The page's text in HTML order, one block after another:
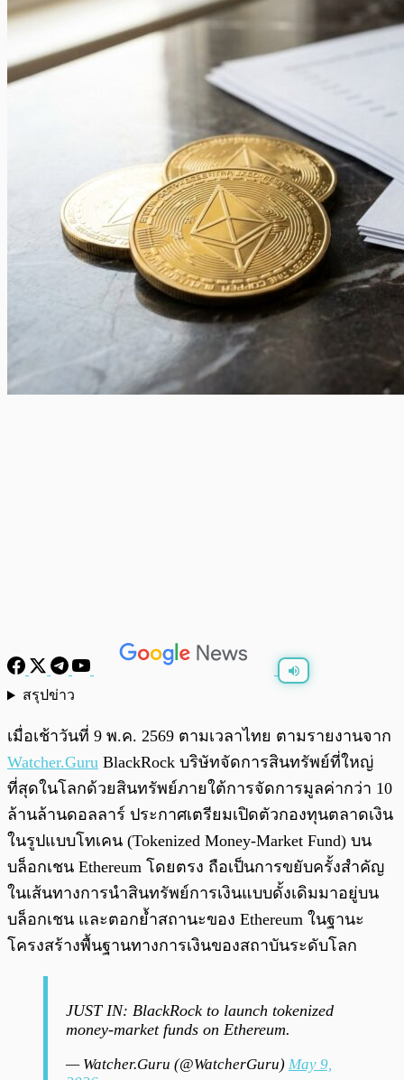
สรุปข่าว
เมื่อเช้าวันที่ 9 พ.ค. 2569 ตามเวลาไทย ตามรายงานจาก
Watcher.Guru BlackRock บริษัทจัดการสินทรัพย์ที่ใหญ่
ที่สุดในโลกด้วยสินทรัพย์ภายใต้การจัดการมูลค่ากว่า 10
ล้านล้านดอลลาร์ ประกาศเตรียมเปิดตัวกองทุนตลาดเงิน
ในรูปแบบโทเคน (Tokenized Money-Market Fund) บน
บล็อกเชน Ethereum โดยตรง ถือเป็นการขยับครั้งสำคัญ
ในเส้นทางการนำสินทรัพย์การเงินแบบดั้งเดิมมาอยู่บน
บล็อกเชน และตอกย้ำสถานะของ Ethereum ในฐานะ
โครงสร้างพื้นฐานทางการเงินของสถาบันระดับโลก
JUST IN: BlackRock to launch tokenized
money-market funds on Ethereum.
— Watcher.Guru (@WatcherGuru) May 9,